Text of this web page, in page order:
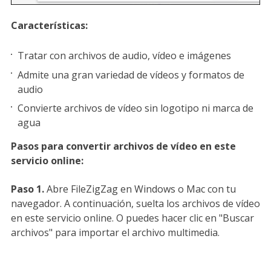
Características:
Tratar con archivos de audio, vídeo e imágenes
Admite una gran variedad de vídeos y formatos de
audio
Convierte archivos de vídeo sin logotipo ni marca de
agua
Pasos para convertir archivos de vídeo en este
servicio online:
Paso 1.Abre FileZigZag en Windows o Mac con tu
navegador. A continuación, suelta los archivos de vídeo
en este servicio online. O puedes hacer clic en "Buscar
archivos" para importar el archivo multimedia.